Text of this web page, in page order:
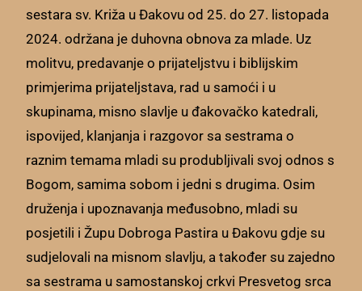
sestara sv. Križa u Đakovu od 25. do 27. listopada
2024. održana je duhovna obnova za mlade. Uz
molitvu, predavanje o prijateljstvu i biblijskim
primjerima prijateljstava, rad u samoći i u
skupinama, misno slavlje u đakovačko katedrali,
ispovijed, klanjanja i razgovor sa sestrama o
raznim temama mladi su produbljivali svoj odnos s
Bogom, samima sobom i jedni s drugima. Osim
druženja i upoznavanja međusobno, mladi su
posjetili i Župu Dobroga Pastira u Đakovu gdje su
sudjelovali na misnom slavlju, a također su zajedno
sa sestrama u samostanskoj crkvi Presvetog srca